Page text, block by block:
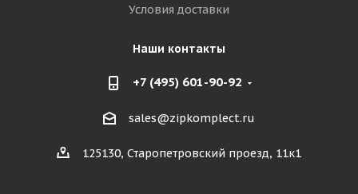
Условия доставки
Наши контакты
+7 (495) 601-90-92
sales@zipkomplect.ru
125130, Старопетровский проезд, 11к1